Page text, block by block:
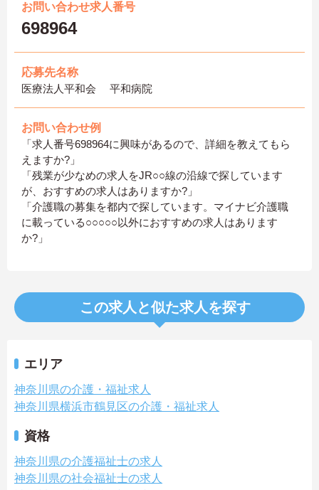
お問い合わせ求人番号
698964
応募先名称
医療法人平和会 平和病院
お問い合わせ例
「求人番号698964に興味があるので、詳細を教えてもら
えますか?」
「残業が少なめの求人をJR○○線の沿線で探しています
が、おすすめの求人はありますか?」
「介護職の募集を都内で探しています。マイナビ介護職
に載っている○○○○○以外におすすめの求人はあります
か?」
この求人と似た求人を探す
エリア
神奈川県の介護・福祉求人
神奈川県横浜市鶴見区の介護・福祉求人
資格
神奈川県の介護福祉士の求人
神奈川県の社会福祉士の求人